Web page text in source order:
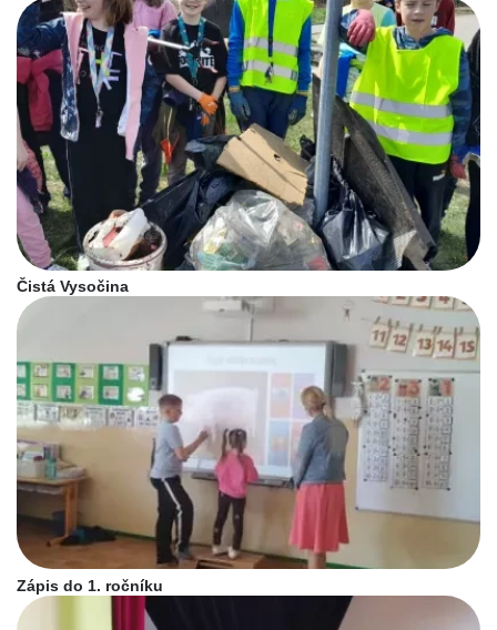
Čistá Vysočina
Zápis do 1. ročníku